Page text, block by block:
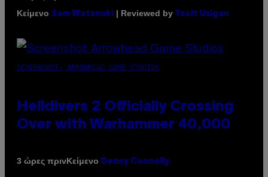
Κείμενο Sam Watanuki | Reviewed by Ysolt Usigan
SCREENSHOT: ARROWHEAD GAME STUDIOS
Helldivers 2 Officially Crossing
Over with Warhammer 40,000
3 ώρες πρινΚείμενο Denny Connolly